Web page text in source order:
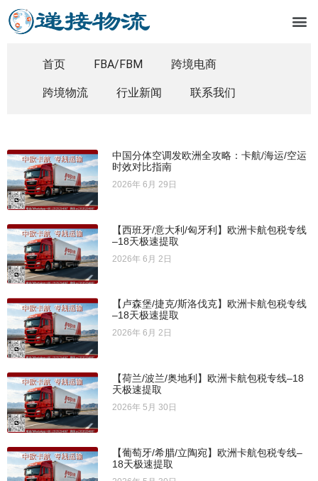
首页 FBA/FBM 跨境电商
跨境物流 行业新闻 联系我们
中国分体空调发欧洲全攻略：卡航/海运/空运
时效对比指南
2026年 6月 29日
【西班牙/意大利/匈牙利】欧洲卡航包税专线
–18天极速提取
2026年 6月 2日
【卢森堡/捷克/斯洛伐克】欧洲卡航包税专线
–18天极速提取
2026年 6月 2日
【荷兰/波兰/奥地利】欧洲卡航包税专线–18
天极速提取
2026年 5月 30日
【葡萄牙/希腊/立陶宛】欧洲卡航包税专线–
18天极速提取